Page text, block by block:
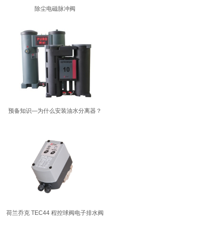
除尘电磁脉冲阀
预备知识—为什么安装油水分离器？
荷兰乔克 TEC44 程控球阀电子排水阀